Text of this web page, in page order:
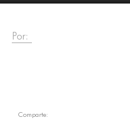
Por:
Comparte: